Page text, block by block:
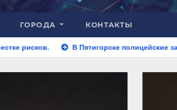
ГОРОДА КОНТАКТЫ
В Пятигорске полицейские задержали